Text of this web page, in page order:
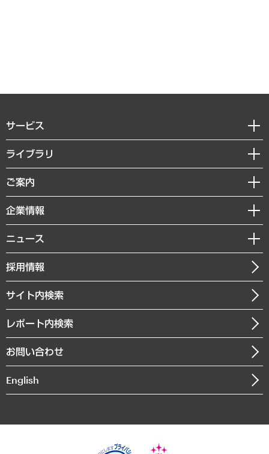
サービス
経営戦略
組織・人事戦略
デジタルイノベーション
共生・ダイバーシティ
GRC（ガバナンス・リスク・コンプライアンス）・防災（政策）
経済・産業・雇用・労働
まちづくり・観光・交通・スポーツ・スマートシティ
自然資源・農林水産業・食料システム
ライブラリ
経済調査
レポート
コラム
経営用語集
受託・受注実績（官公庁関連）
メディア掲載・出演
ご案内
セミナー・イベント情報
MUFGビジネスセミナー
受託案件情報
企業情報
私たちの想い
社長メッセージ
会社概要
沿革
組織図・本部部室紹介
インドネシア現地法人
個人情報保護方針
ニュース
ニュースリリース
お知らせ
採用情報
サイト内検索
レポート内検索
お問い合わせ
English